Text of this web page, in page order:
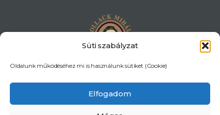
Süti szabályzat
Oldalunk működéséhez mi is használunk sütiket (Cookie)
Elfogadom
Iskola és AMI. | Az oldalon található tartalmakat szerzői jogok
Készítette: